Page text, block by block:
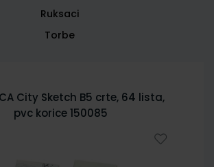
Ruksaci
Torbe
City Sketch B5 crte, 64 lista,
pvc korice 150085